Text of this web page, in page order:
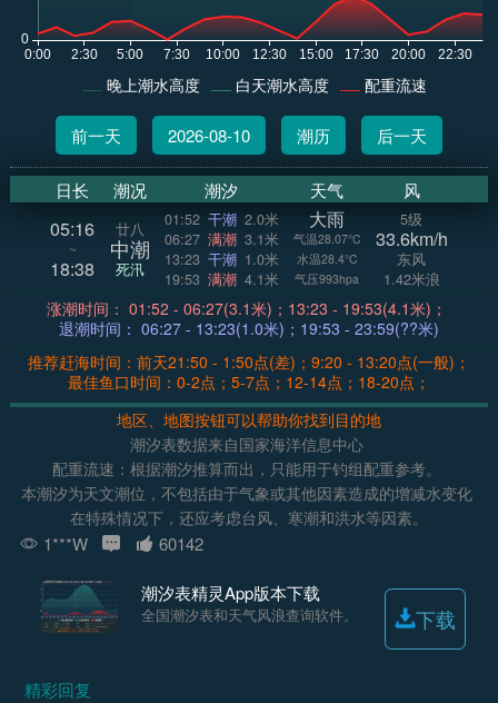
晚上潮水高度 白天潮水高度 配重流速
前一天 2026-08-10 潮历 后一天
日长 潮况 潮汐 天气 风
05:16
~
18:38
廿八
中潮
死汛
01:52 干潮 2.0米
06:27 满潮 3.1米
13:23 干潮 1.0米
19:53 满潮 4.1米
大雨
气温28.07°C
水温28.4°C
气压993hpa
5级
33.6km/h
东风
1.42米浪
涨潮时间： 01:52 - 06:27(3.1米)；13:23 - 19:53(4.1米)；
退潮时间： 06:27 - 13:23(1.0米)；19:53 - 23:59(??米)
推荐赶海时间：前天21:50 - 1:50点(差)；9:20 - 13:20点(一般)；
最佳鱼口时间：0-2点；5-7点；12-14点；18-20点；
地区、地图按钮可以帮助你找到目的地
潮汐表数据来自国家海洋信息中心
配重流速：根据潮汐推算而出，只能用于钓组配重参考。
本潮汐为天文潮位，不包括由于气象或其他因素造成的增减水变化
在特殊情况下，还应考虑台风、寒潮和洪水等因素。
1***W 60142
潮汐表精灵App版本下载
全国潮汐表和天气风浪查询软件。 下载
精彩回复